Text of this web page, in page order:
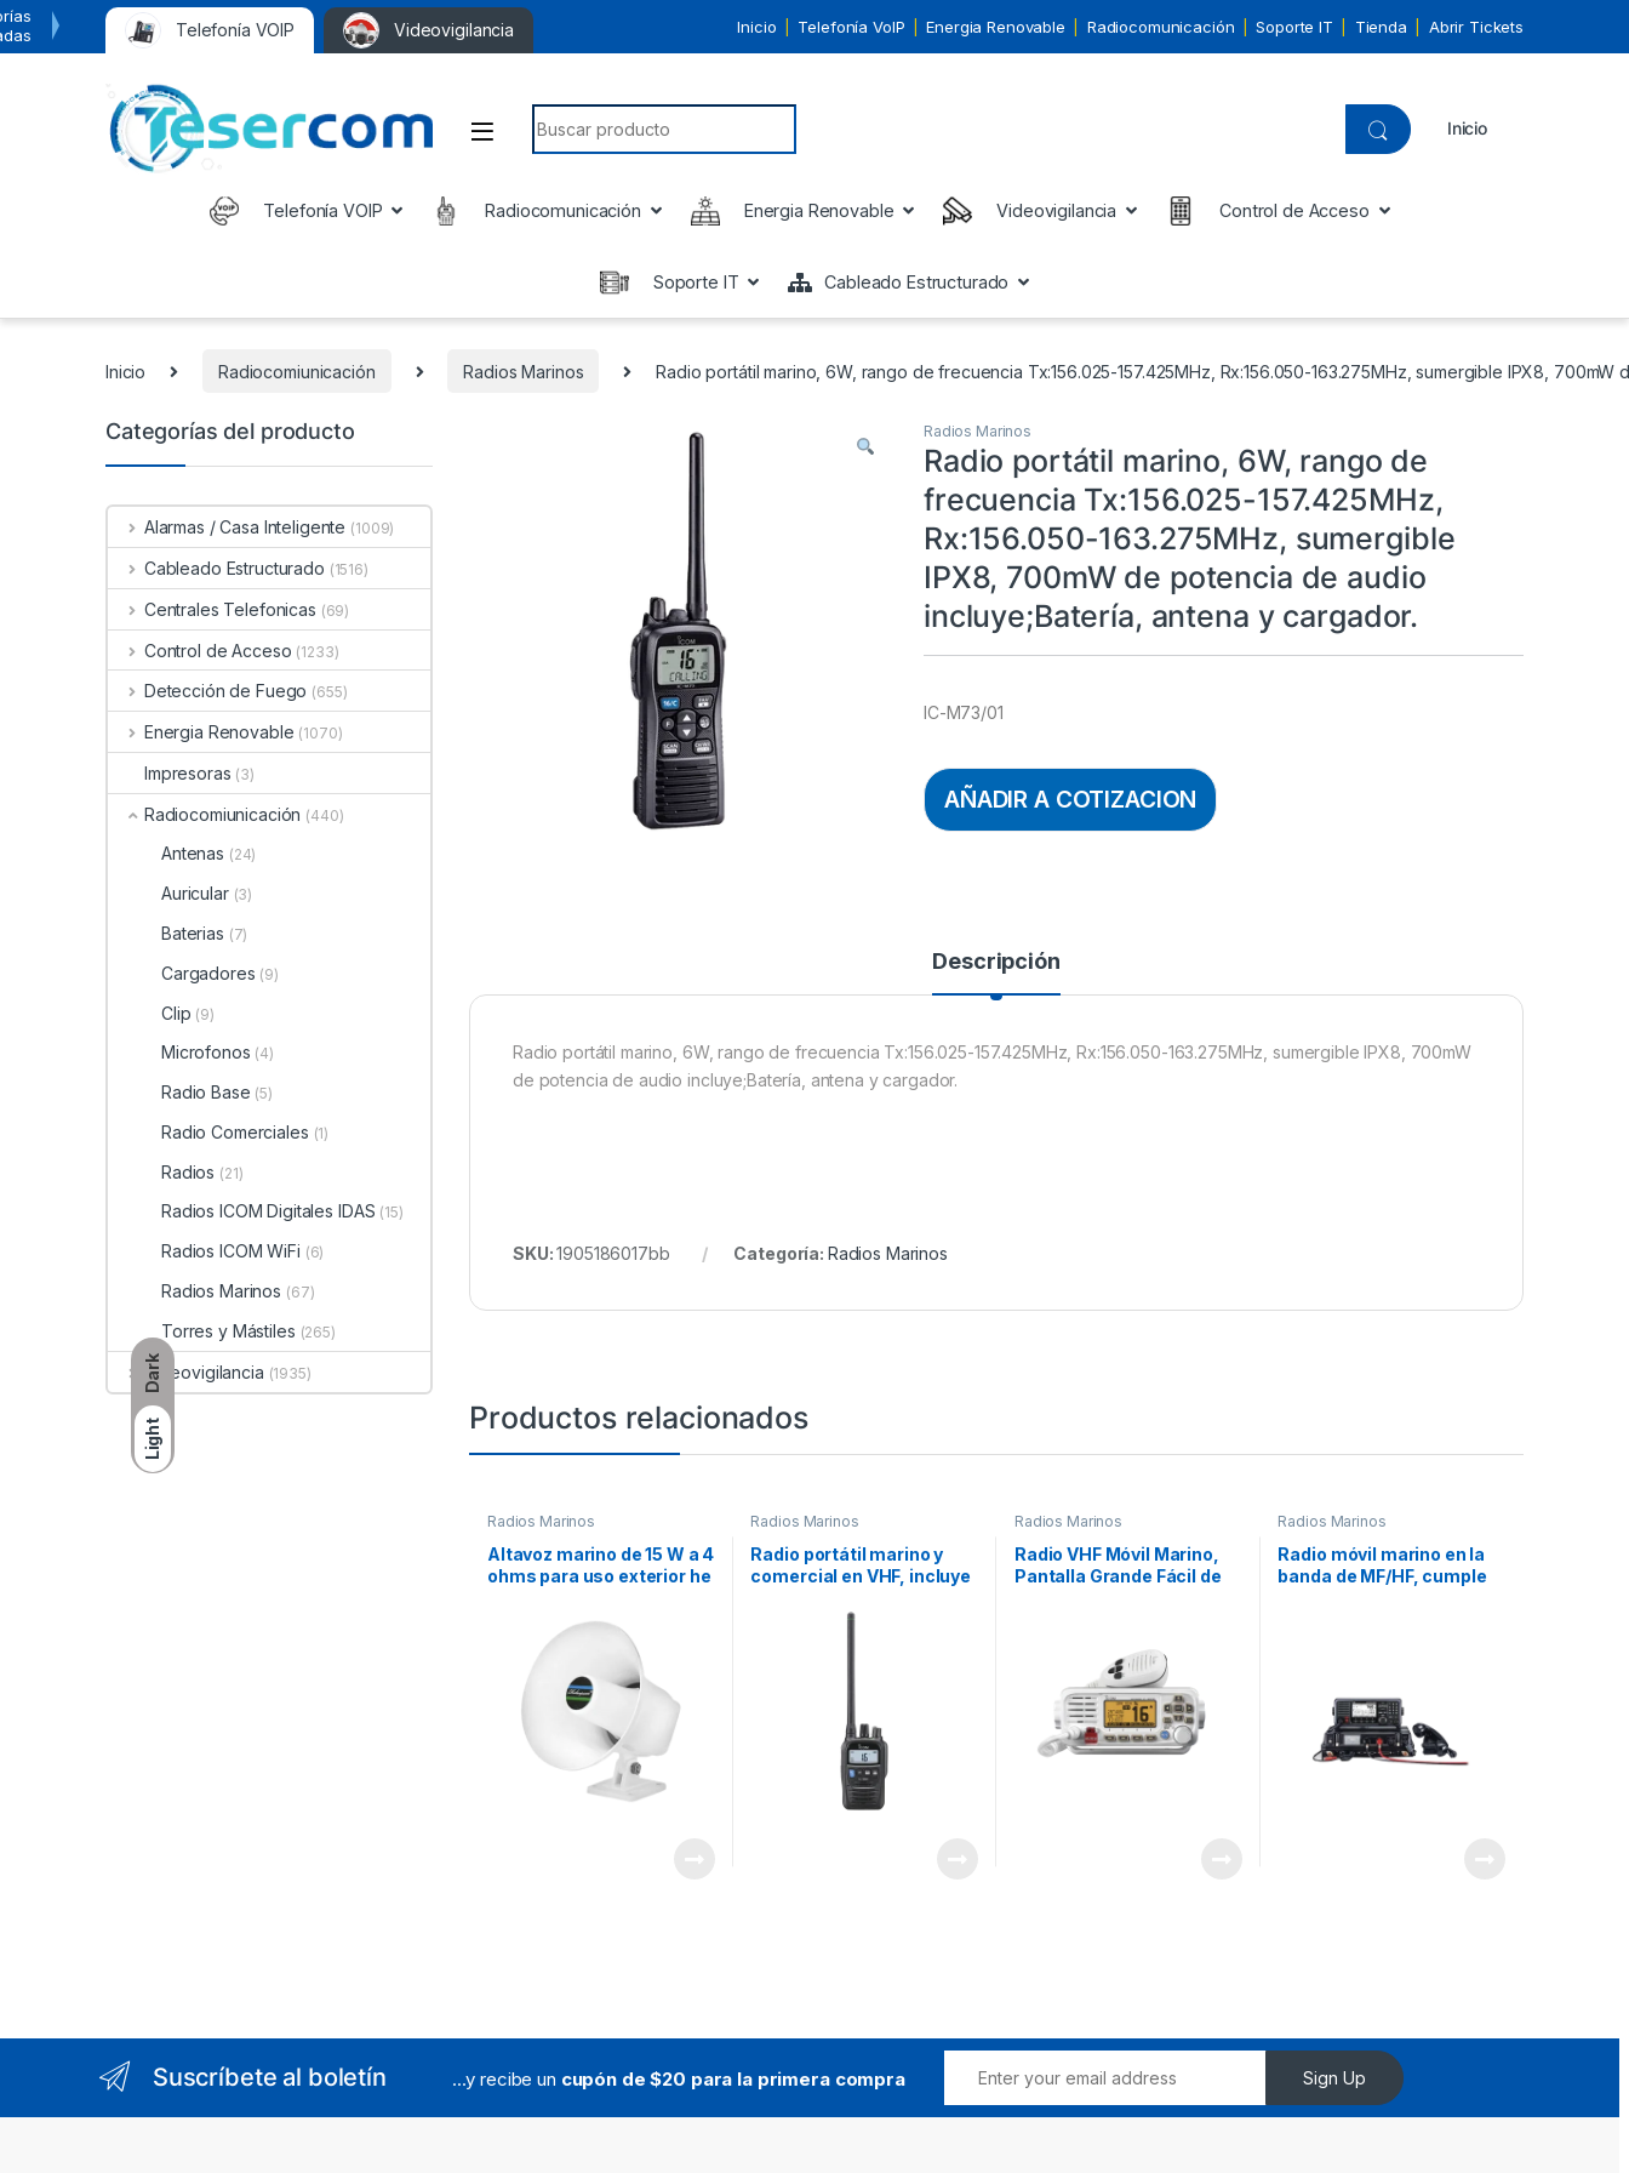
Dark
Light
Telefonía VOIP Videovigilancia Inicio Telefonía VoIP Energia Renovable Radiocomunicación Soporte IT Tienda Abrir Tickets
Search for:
Inicio
Telefonía VOIP Radiocomunicación Energia Renovable Videovigilancia Control de Acceso
Soporte IT Cableado Estructurado
Inicio Radiocomiunicación Radios Marinos Radio portátil marino, 6W, rango de frecuencia Tx:156.025-157.425MHz, Rx:156.050-163.275MHz, sumergible IPX8,
Radios Marinos
Radio portátil marino, 6W, rango de
frecuencia Tx:156.025-157.425MHz,
Rx:156.050-163.275MHz, sumergible
IPX8, 700mW de potencia de audio
incluye;Batería, antena y cargador.
IC-M73/01
AÑADIR A COTIZACION
Descripción
Radio portátil marino, 6W, rango de frecuencia Tx:156.025-157.425MHz, Rx:156.050-163.275MHz, sumergible IPX8, 700mW
de potencia de audio incluye;Batería, antena y cargador.
SKU:1905186017bb Categoría: Radios Marinos
Productos relacionados
Radios Marinos
Altavoz marino de 15 W a 4
ohms para uso exterior he
Radios Marinos
Radio portátil marino y
comercial en VHF, incluye
CAN, y del clima
Radios Marinos
Radio VHF Móvil Marino,
Pantalla Grande Fácil de
Bocina, IPX7 Sumergible,
Audio Fuerte y Claro en 25
Watts, Color Blanco
Radios Marinos
Radio móvil marino en la
banda de MF/HF, cumple
Categorías del producto
Alarmas / Casa Inteligente (1009)
Cableado Estructurado (1516)
Centrales Telefonicas (69)
Control de Acceso (1233)
Detección de Fuego (655)
Energia Renovable (1070)
Impresoras (3)
Radiocomiunicación (440)
Antenas (24)
Auricular (3)
Baterias (7)
Cargadores (9)
Clip (9)
Microfonos (4)
Radio Base (5)
Radio Comerciales (1)
Radios (21)
Radios ICOM Digitales IDAS (15)
Radios ICOM WiFi (6)
Radios Marinos (67)
Torres y Mástiles (265)
Videovigilancia (1935)
Suscríbete al boletín ...y recibe un cupón de $20 para la primera compra Sign Up